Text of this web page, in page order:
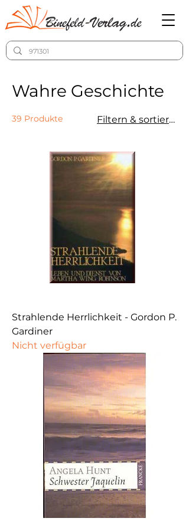
Wahre Geschichte
39 Produkte Filtern & sortieren
Strahlende Herrlichkeit - Gordon P.
Gardiner
Nicht verfügbar